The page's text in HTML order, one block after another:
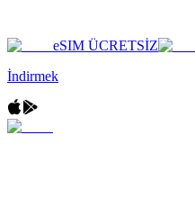
eSIM ÜCRETSİZ
İndirmek